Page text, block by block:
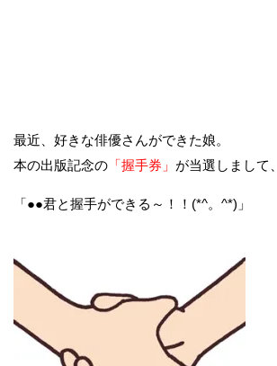
最近、好きな俳優さんができた娘。
本の出版記念の 「握手券」 が当選しまして、
「●●君と握手ができる～！！(*^。^*)」